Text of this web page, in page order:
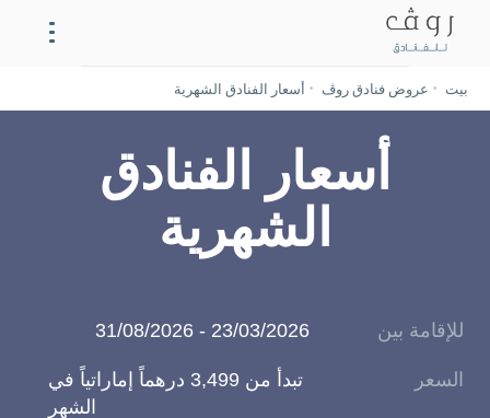
فنادق روڤ
العروض
الإقامة
المطاعم
تعرّف على مواقعنا بيت عروض فنادق روڤ أسعار الفنادق الشهرية
أسعار الفنادق
الشهرية
للإقامة بين 23/03/2026 - 31/08/2026
السعر
تبدأ من 3,499 درهماً إماراتياً في
الشهر